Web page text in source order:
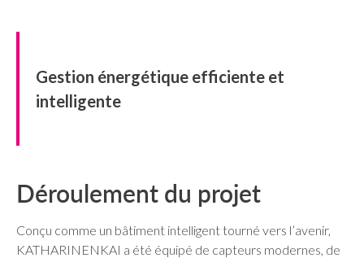
Gestion énergétique efficiente et
intelligente
Déroulement du projet
Conçu comme un bâtiment intelligent tourné vers l’avenir,
KATHARINENKAI a été équipé de capteurs modernes, de